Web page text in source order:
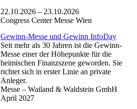
22.10.2026 – 23.10.2026
Congress Center Messe Wien
Gewinn-Messe und Gewinn InfoDay
Seit mehr als 30 Jahren ist die Gewinn-
Messe einer der Höhepunkte für die
heimischen Finanzszene geworden. Sie
richtet sich in erster Linie an private
Anleger.
Messe – Wailand & Waldstein GmbH
April 2027